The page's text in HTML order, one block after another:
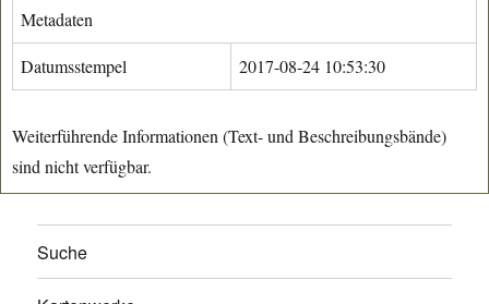
Metadaten
Datumsstempel 2017-08-24 10:53:30
Weiterführende Informationen (Text- und Beschreibungsbände)
sind nicht verfügbar.
Suche